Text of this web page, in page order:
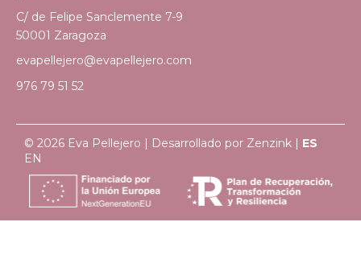
C/ de Felipe Sanclemente 7-9
50001 Zaragoza
evapellejero@evapellejero.com
976 79 51 52
© 2026 Eva Pellejero | Desarrollado por Zenzink | ES
EN